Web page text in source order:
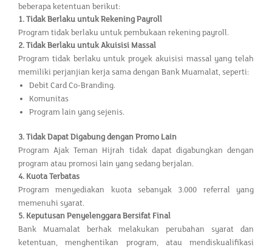
beberapa ketentuan berikut:
1.Tidak Berlaku untuk Rekening Payroll
Program tidak berlaku untuk pembukaan rekening payroll.
2.Tidak Berlaku untuk Akuisisi Massal
Program tidak berlaku untuk proyek akuisisi massal yang telah
memiliki perjanjian kerja sama dengan Bank Muamalat, seperti:
Debit Card Co-Branding.
Komunitas
Program lain yang sejenis.
3.Tidak Dapat Digabung dengan Promo Lain
Program Ajak Teman Hijrah tidak dapat digabungkan dengan
program atau promosi lain yang sedang berjalan.
4. Kuota Terbatas
Program menyediakan kuota sebanyak 3.000 referral yang
memenuhi syarat.
5. Keputusan Penyelenggara Bersifat Final
Bank Muamalat berhak melakukan perubahan syarat dan
ketentuan, menghentikan program, atau mendiskualifikasi